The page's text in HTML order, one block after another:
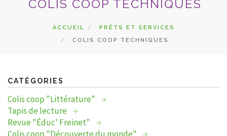
ACTIONS PÉDAGOGIQUES
GÉRER SA COOPÉRATIVE
RESSOURCES
PRETS
RECHERCHER
CONTACT
COLIS COOP TECHNIQUES
ACCUEIL
PRÊTS ET SERVICES
COLIS COOP TECHNIQUES
CATÉGORIES
Colis coop "Littérature"
Tapis de lecture
Revue "Éduc' Freinet"